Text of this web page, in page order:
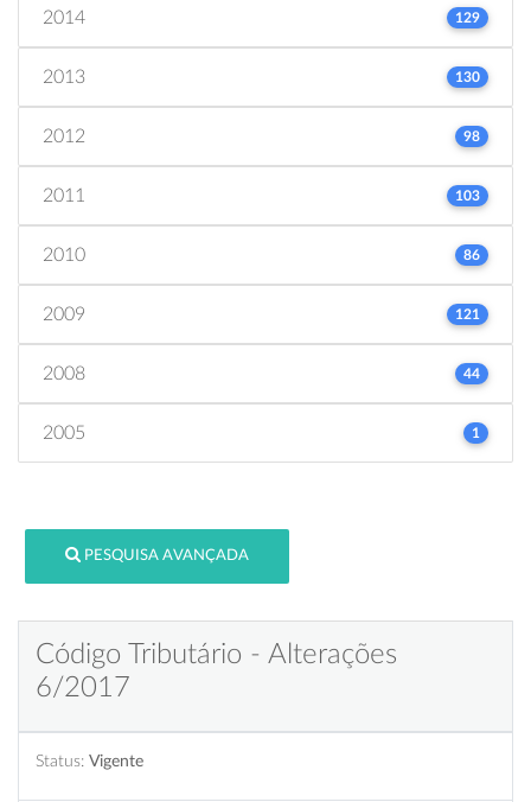
2014 129
2013 130
2012 98
2011 103
2010 86
2009 121
2008 44
2005 1
PESQUISA AVANÇADA
Código Tributário - Alterações
6/2017
Status: Vigente